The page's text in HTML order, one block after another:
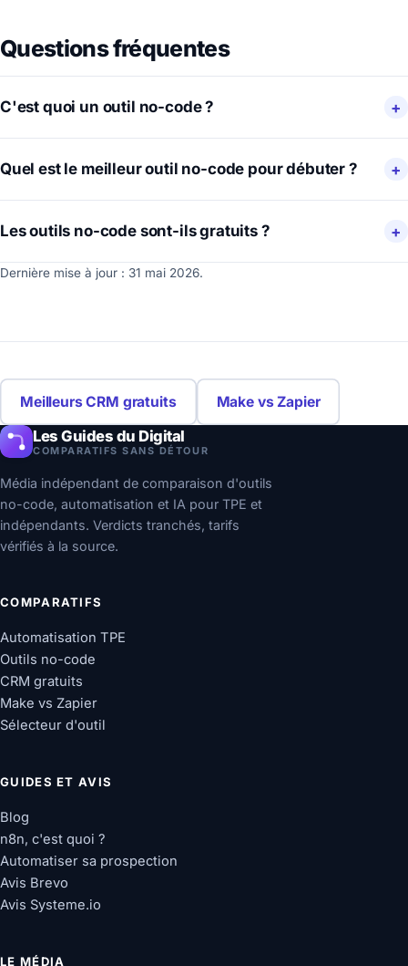
Questions fréquentes
C'est quoi un outil no-code ?
Quel est le meilleur outil no-code pour débuter ?
Les outils no-code sont-ils gratuits ?
Dernière mise à jour : 31 mai 2026.
Meilleurs CRM gratuits Make vs Zapier
Les Guides du Digital
COMPARATIFS SANS DÉTOUR
Média indépendant de comparaison d'outils
no-code, automatisation et IA pour TPE et
indépendants. Verdicts tranchés, tarifs
vérifiés à la source.
COMPARATIFS
Automatisation TPE
Outils no-code
CRM gratuits
Make vs Zapier
Sélecteur d'outil
GUIDES ET AVIS
Blog
n8n, c'est quoi ?
Automatiser sa prospection
Avis Brevo
Avis Systeme.io
LE MÉDIA